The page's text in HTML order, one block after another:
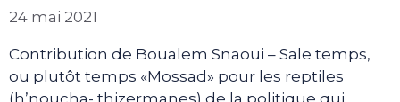
24 mai 2021
Contribution de Boualem Snaoui – Sale temps,
ou plutôt temps «Mossad» pour les reptiles